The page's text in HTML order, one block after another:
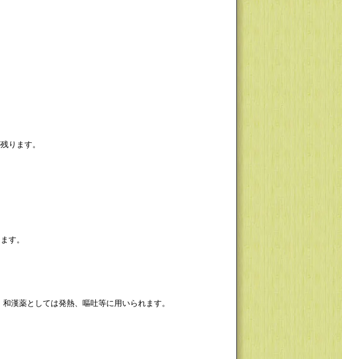
ります。
す。
漢薬としては発熱、嘔吐等に用いられます。